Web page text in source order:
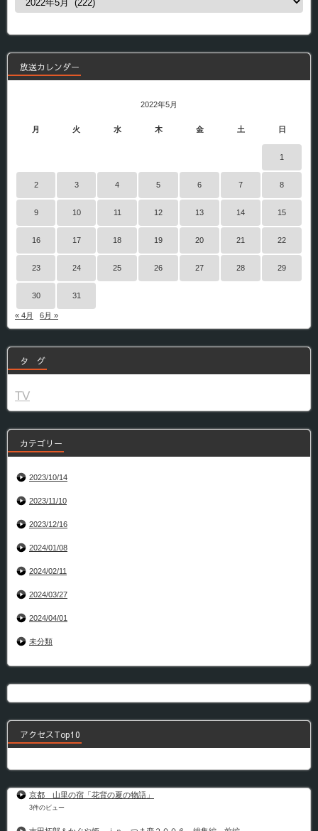
組
放送カレンダー
2022年5月
月 火 水 木 金 土 日
1
2 3 4 5 6 7 8
9 10 11 12 13 14 15
16 17 18 19 20 21 22
23 24 25 26 27 28 29
30 31
« 4月 6月 »
タ グ
TV
カテゴリー
2023/10/14
2023/11/10
2023/12/16
2024/01/08
2024/02/11
2024/03/27
2024/04/01
未分類
アクセスTop10
京都 山里の宿「花背の夏の物語」
3件のビュー